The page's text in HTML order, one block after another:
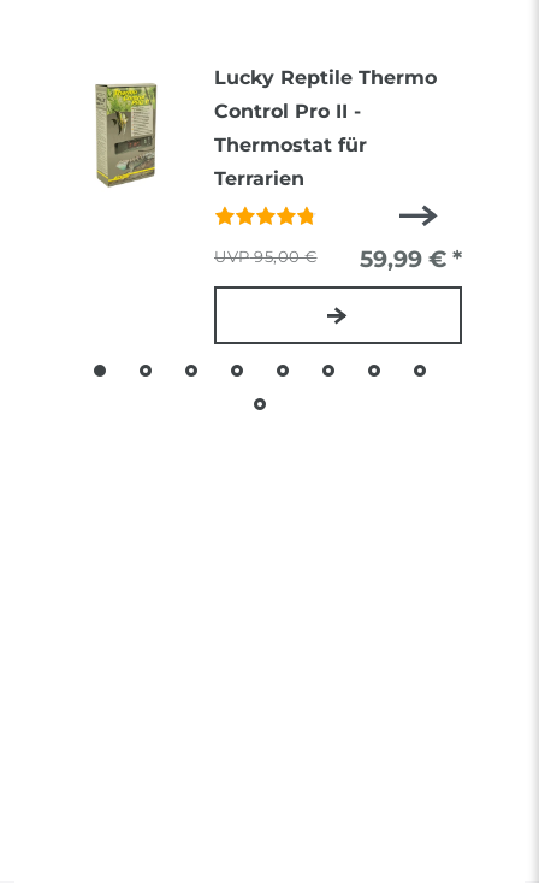
Lucky Reptile Thermo
Control Pro II -
Thermostat für
Terrarien
95,00 € 59,99 € *